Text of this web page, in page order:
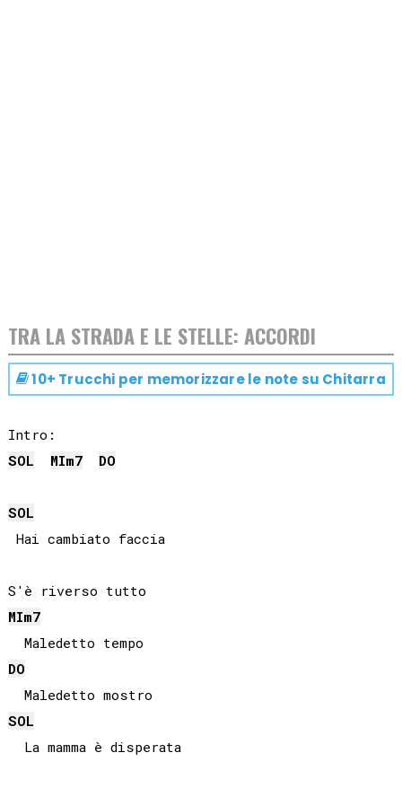
TRA LA STRADA E LE STELLE: ACCORDI
10+ Trucchi per memorizzare le note su Chitarra
SOL
MIm7 DO
SOL
Hai cambiato faccia
MIm7
DO
SOL
  La mamma è disperata